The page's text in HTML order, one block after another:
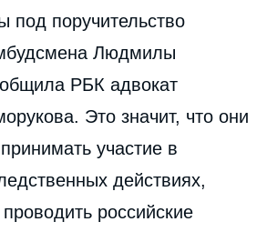
под поручительство
Людмилы
РБК адвокат
Это значит, что они
участие в
действиях,
российские